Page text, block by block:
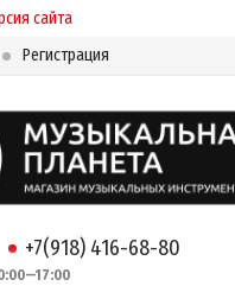
сайта
Регистрация
+7(918) 416-68-80